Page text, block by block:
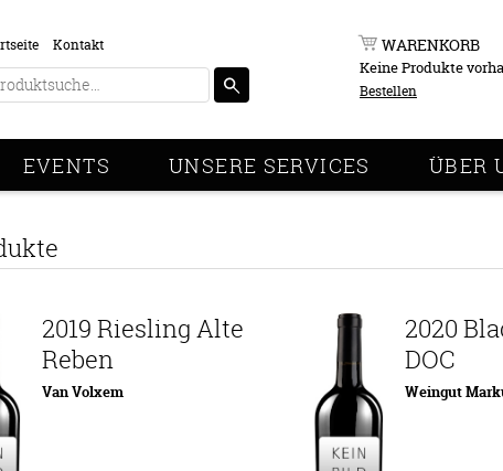
Kontakt WARENKORB
Keine Produkte
Bestellen
EVENTS UNSERE SERVICES ÜBER
2019 Riesling Alte
Reben
Van Volxem
2020
DOC
Weingut